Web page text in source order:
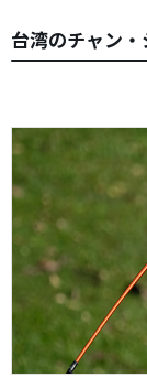
台湾のチャン